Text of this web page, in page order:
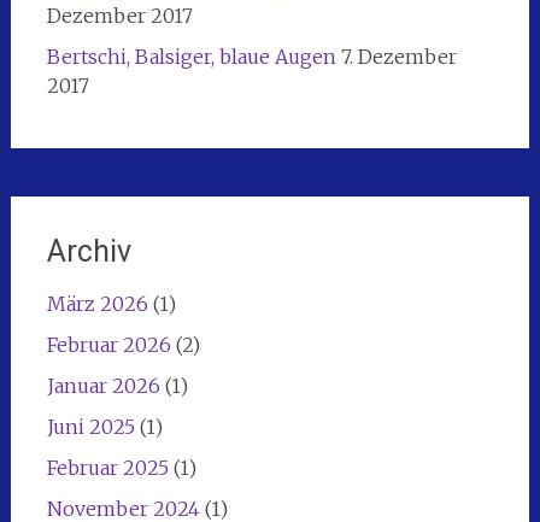
Dezember 2017
Bertschi, Balsiger, blaue Augen 7. Dezember
2017
Archiv
März 2026 (1)
Februar 2026 (2)
Januar 2026 (1)
Juni 2025 (1)
Februar 2025 (1)
November 2024(1)